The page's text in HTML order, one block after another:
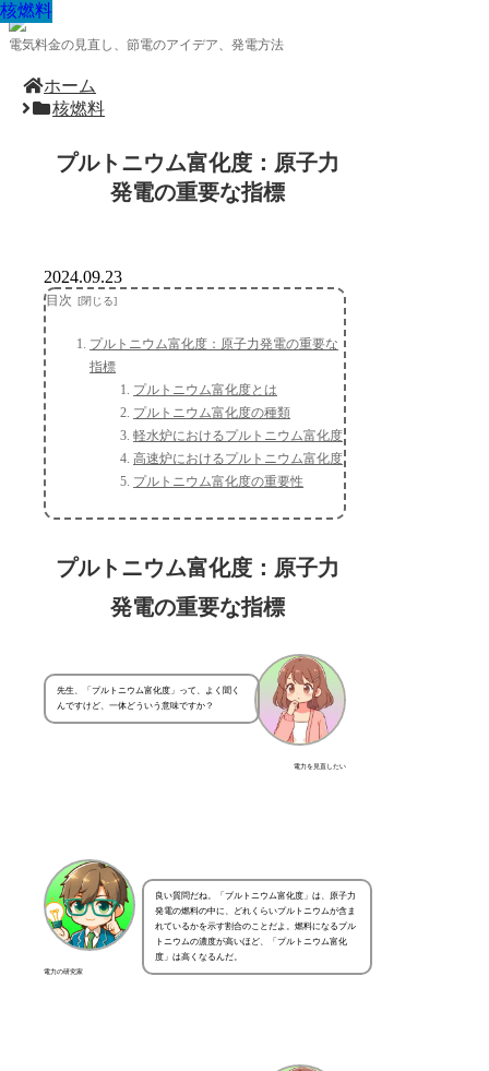
電気料金の見直し、節電のアイデア、発電方法
ホーム
核燃料
プルトニウム富化度：原子力
発電の重要な指標
核燃料
2024.09.23
目次
プルトニウム富化度：原子力発電の重要な
指標
プルトニウム富化度とは
プルトニウム富化度の種類
軽水炉におけるプルトニウム富化度
高速炉におけるプルトニウム富化度
プルトニウム富化度の重要性
プルトニウム富化度：原子力
発電の重要な指標
電力を見直したい
先生、「プルトニウム富化度」って、よく聞く
んですけど、一体どういう意味ですか？
電力の研究家
良い質問だね。「プルトニウム富化度」は、原子力
発電の燃料の中に、どれくらいプルトニウムが含ま
れているかを示す割合のことだよ。燃料になるプル
トニウムの濃度が高いほど、「プルトニウム富化
度」は高くなるんだ。
核燃料
核燃料
核燃料
核燃料
核燃料
核燃料
核燃料
核燃料